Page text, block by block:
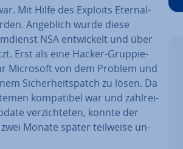
Mit Hilfe des Exploits Eter­nal­
Angeblich wurde diese
NSA ent­wi­ckelt und über
Erst als eine Hacker-Grup­pie­
Microsoft von dem Problem und
Si­cher­heits­patch zu lösen. Da
kom­pa­ti­bel war und zahl­rei­
ver­zich­te­ten, konnte der
Monate später teilweise un­